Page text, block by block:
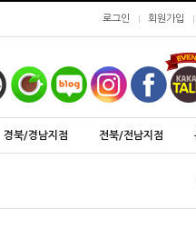
로그인 회원가입
경북/경남지점 전북/전남지점